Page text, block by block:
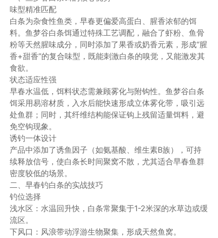
味型精准匹配
白条为杂食性鱼类，早春更偏爱高蛋白、腥香浓郁的饵
料。鱼梦谷白条饵通过特殊工艺调配，融合了虾粉、鱼骨
粉等天然腥味成分，同时添加了果香或奶香元素，形成“腥
香+甜香”的复合味型，既能刺激白条的嗅觉，又能激发其
食欲。
状态适应性强
早春水温低，饵料状态需兼顾雾化与附钩性。鱼梦谷白条
饵采用易溶材质，入水后能快速形成立体雾化带，吸引远
处鱼群；同时，其纤维结构能保证钩上残留适量饵料，避
免空钩现象。
诱钓一体设计
产品中添加了诱鱼因子（如氨基酸、维生素B族），可持
续释放信号，使白条长时间聚窝不散，尤其适合早春鱼群
密度较低的场景。
二、早春钓白条的实战技巧
钓位选择
浅水区：水温回升快，白条常聚集于1-2米深的水草边或缓
流区。
下风口：风浪带动浮游生物聚集，形成天然鱼窝。